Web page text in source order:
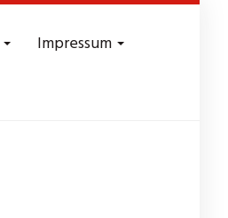
Impressum